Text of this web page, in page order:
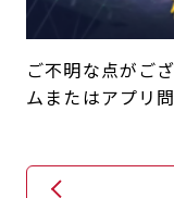
ご不明な点がご
ムまたはアプリ